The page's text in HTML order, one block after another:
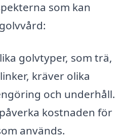
som kan
golvtyper, som trä,
kräver olika
och underhåll.
kostnaden för
används.